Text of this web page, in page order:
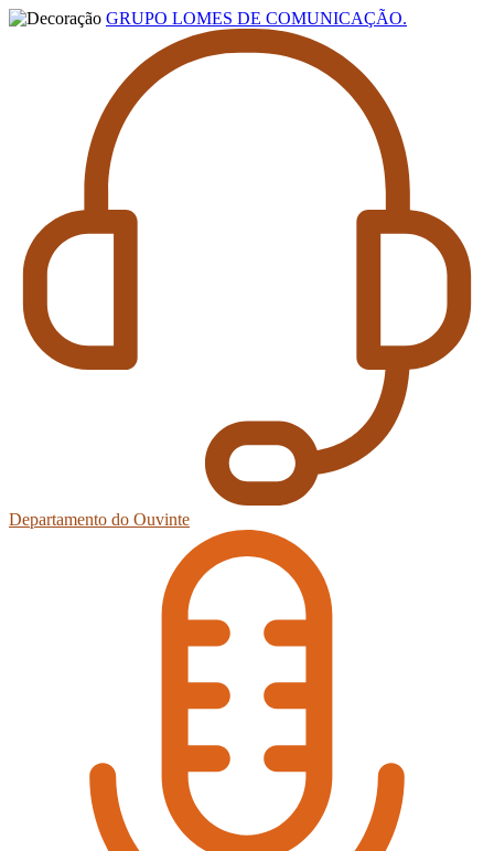
GRUPO LOMES DE COMUNICAÇÃO.
Departamento do Ouvinte